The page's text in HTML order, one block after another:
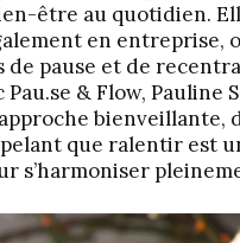
être au quotidien.
en entreprise,
de pause et de
Pau.se & Flow, Pauline
bienveillante,
que ralentir est
s’harmoniser